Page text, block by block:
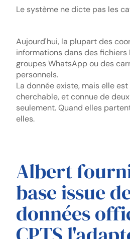
Le système ne dicte pas les
Aujourd'hui, la plupart des
informations dans des fichiers
groupes WhatsApp ou des
personnels.
La donnée existe, mais elle
cherchable, et connue de
seulement. Quand elles
elles.
Albert
base issue
données